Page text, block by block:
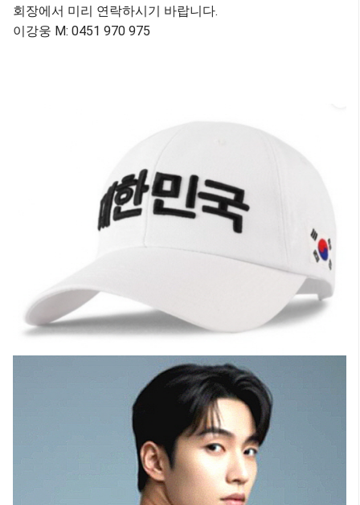
회장에서 미리 연락하시기 바랍니다.
이강웅 M: 0451 970 975